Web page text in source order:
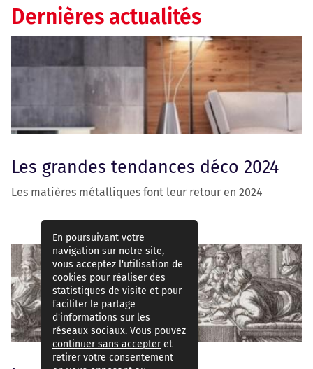
Dernières actualités
Les grandes tendances déco 2024
Les matières métalliques font leur retour en 2024
En poursuivant votre
navigation sur notre site,
vous acceptez l'utilisation de
cookies pour réaliser des
statistiques de visite et pour
faciliter le partage
d'informations sur les
réseaux sociaux. Vous pouvez
continuer sans accepteret
retirer votre consentement